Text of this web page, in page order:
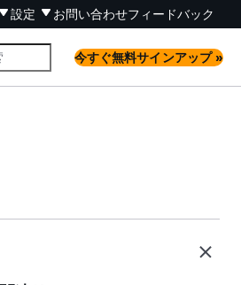
設定 お問い合わせフィードバック
今すぐ無料サインアップ »